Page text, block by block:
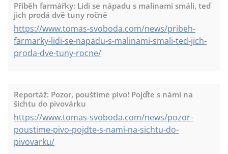
Příběh farmářky: Lidi se nápadu s malinami smáli, teď
jich prodá dvě tuny ročně
https://www.tomas-svoboda.com/news/pribeh-
farmarky-lidi-se-napadu-s-malinami-smali-ted-jich-
proda-dve-tuny-rocne/
Reportáž: Pozor, pouštíme pivo! Pojďte s námi na
šichtu do pivovárku
https://www.tomas-svoboda.com/news/pozor-
poustime-pivo-pojdte-s-nami-na-sichtu-do-
pivovarku/